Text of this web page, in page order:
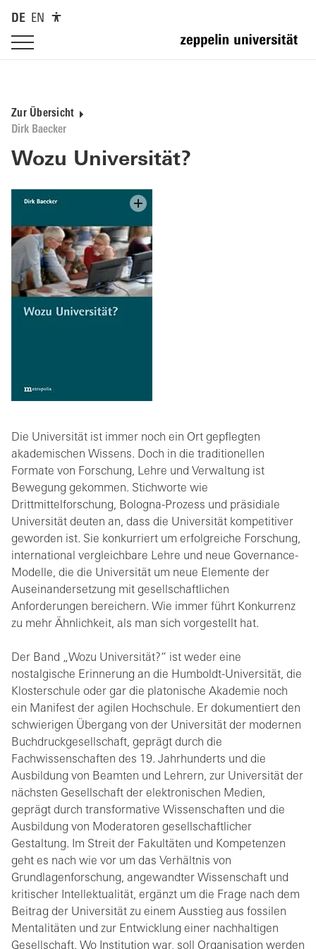
DE EN
Dirk Baecker
Zur Übersicht
Wozu Universität?
Die Universität ist immer noch ein Ort gepflegten
akademischen Wissens. Doch in die traditionellen
Formate von Forschung, Lehre und Verwaltung ist
Bewegung gekommen. Stichworte wie
Drittmittelforschung, Bologna-Prozess und präsidiale
Universität deuten an, dass die Universität kompetitiver
geworden ist. Sie konkurriert um erfolgreiche Forschung,
international vergleichbare Lehre und neue Governance-
Modelle, die die Universität um neue Elemente der
Auseinandersetzung mit gesellschaftlichen
Anforderungen bereichern. Wie immer führt Konkurrenz
zu mehr Ähnlichkeit, als man sich vorgestellt hat.
Der Band „Wozu Universität?“ ist weder eine
nostalgische Erinnerung an die Humboldt-Universität, die
Klosterschule oder gar die platonische Akademie noch
ein Manifest der agilen Hochschule. Er dokumentiert den
schwierigen Übergang von der Universität der modernen
Buchdruckgesellschaft, geprägt durch die
Fachwissenschaften des 19. Jahrhunderts und die
Ausbildung von Beamten und Lehrern, zur Universität der
nächsten Gesellschaft der elektronischen Medien,
geprägt durch transformative Wissenschaften und die
Ausbildung von Moderatoren gesellschaftlicher
Gestaltung. Im Streit der Fakultäten und Kompetenzen
geht es nach wie vor um das Verhältnis von
Grundlagenforschung, angewandter Wissenschaft und
kritischer Intellektualität, ergänzt um die Frage nach dem
Beitrag der Universität zu einem Ausstieg aus fossilen
Mentalitäten und zur Entwicklung einer nachhaltigen
Gesellschaft. Wo Institution war, soll Organisation werden